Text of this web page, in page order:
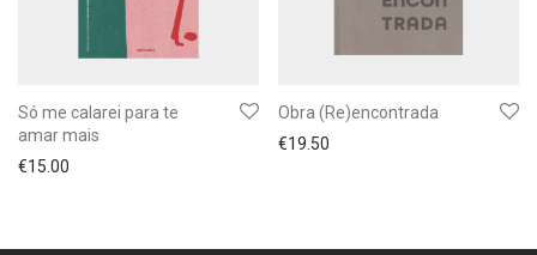
Só me calarei para te
amar mais
€15.00
Obra (Re)encontrada
€19.50